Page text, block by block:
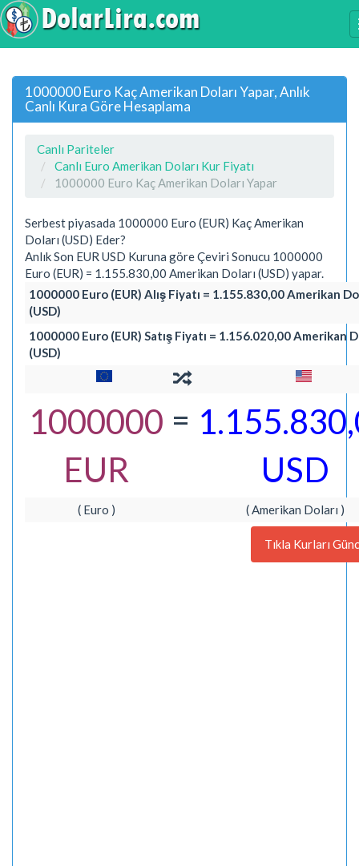
1000000 Euro Kaç Amerikan Doları Yapar, Anlık
Canlı Kura Göre Hesaplama
Canlı Pariteler
Canlı Euro Amerikan Doları Kur Fiyatı
1000000 Euro Kaç Amerikan Doları Yapar
Serbest piyasada 1000000 Euro (EUR) Kaç Amerikan
Doları (USD) Eder?
Anlık Son EUR USD Kuruna göre Çeviri Sonucu 1000000
Euro (EUR) = 1.155.830,00 Amerikan Doları (USD) yapar.
1000000 Euro (EUR) Alış Fiyatı = 1.155.830,00 Amerikan
(USD)
1000000 Euro (EUR) Satış Fiyatı = 1.156.020,00 Amerikan
(USD)
1000000
EUR
=
USD
( Euro ) ( Amerikan Doları )
Tıkla Kurları